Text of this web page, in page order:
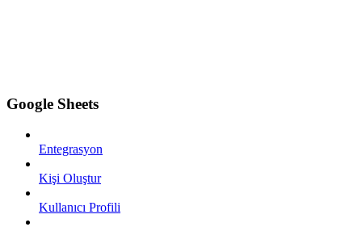
Google Sheets
Entegrasyon
Kişi Oluştur
Kullanıcı Profili